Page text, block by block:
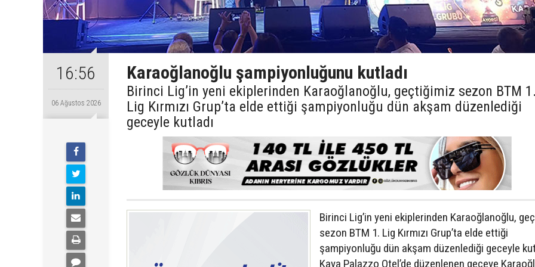
16:56
06 Ağustos 2026
Karaoğlanoğlu şampiyonluğunu kutladı
Birinci Lig’in yeni ekiplerinden Karaoğlanoğlu, geçtiğimiz sezon BTM
Lig Kırmızı Grup’ta elde ettiği şampiyonluğu dün akşam düzenlediği
geceyle kutladı
Birinci Lig’in yeni ekiplerinden Karaoğlanoğlu,
sezon BTM 1. Lig Kırmızı Grup’ta elde ettiği
şampiyonluğu dün akşam düzenlediği geceyle
Kaya Palazzo Otel’de düzenlenen geceye